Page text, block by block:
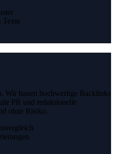
Texte
Wir bauen hochwertige Backlinks
PR und redaktionelle
ohne Risiko.